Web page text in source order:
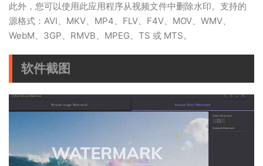
此外，您可以使用此应用程序从视频文件中删除水印。支持的
源格式：AVI、MKV、MP4、FLV、F4V、MOV、WMV、
WebM、3GP、RMVB、MPEG、TS 或 MTS。
软件截图